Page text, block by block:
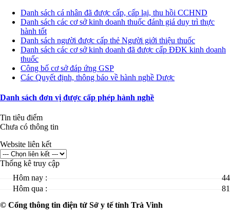
Danh sách cá nhân đã được cấp, cấp lại, thu hồi CCHND
Danh sách các cơ sở kinh doanh thuốc đánh giá duy trì thực
hành tốt
Danh sách người được cấp thẻ Người giới thiệu thuốc
Danh sách các cơ sở kinh doanh đã được cấp ĐĐK kinh doanh
thuốc
Công bố cơ sở đáp ứng GSP
Các Quyết định, thông báo về hành nghề Dược
Danh sách đơn vị được cấp phép hành nghề
Tin tiêu điểm
Chưa có thông tin
Website liên kết
Thống kê truy cập
Hôm nay :
44
Hôm qua :
81
© Cổng thông tin điện tử Sở y tế tỉnh Trà Vinh